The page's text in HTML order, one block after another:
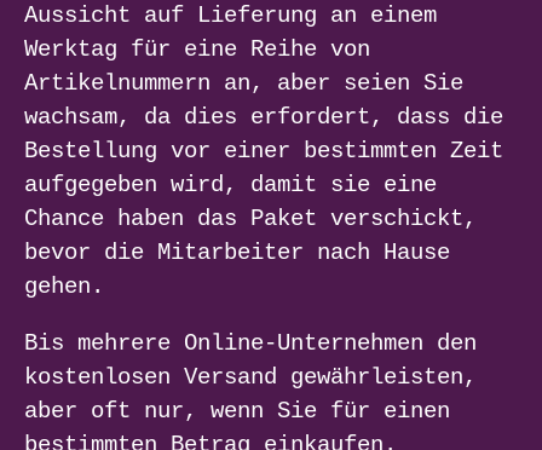
Aussicht auf Lieferung an einem
Werktag für eine Reihe von
Artikelnummern an, aber seien Sie
wachsam, da dies erfordert, dass die
Bestellung vor einer bestimmten Zeit
aufgegeben wird, damit sie eine
Chance haben das Paket verschickt,
bevor die Mitarbeiter nach Hause
gehen.
Bis mehrere Online-Unternehmen den
kostenlosen Versand gewährleisten,
aber oft nur, wenn Sie für einen